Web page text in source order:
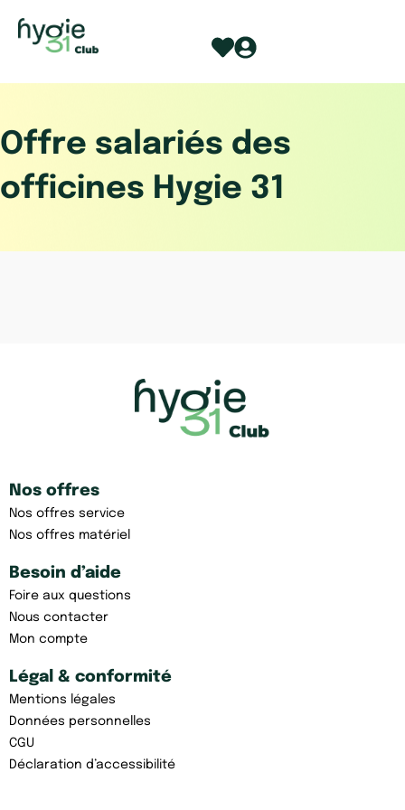
contenu
Offre salariés des
officines Hygie 31
Nos offres
Nos offres service
Nos offres matériel
Besoin d’aide
Foire aux questions
Nous contacter
Mon compte
Légal & conformité
Mentions légales
Données personnelles
CGU
Déclaration d’accessibilité